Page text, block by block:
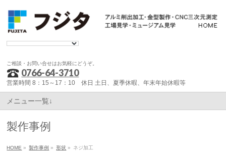
ご相談・お問い合せはお気軽にどうぞ。
0766-64-3710
営業時間 8：15～17：10 休日 土日、夏季休暇、年末年始休暇等
メニュー一覧↓
製作事例
HOME » 製作事例 » 形状 » ネジ加工